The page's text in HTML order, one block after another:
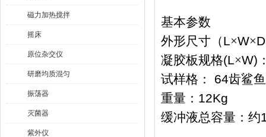
磁力加热搅拌
摇床
原位杂交仪
研磨均质混匀
振荡器
灭菌器
紫外仪
基本参数
外形尺寸（L×W×D
凝胶板规格(L×W)
试样格：
64齿鲨
重量： 12Kg
缓冲液总容量：约